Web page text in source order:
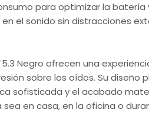
para optimizar la
el sonido sin distracciones
Negro ofrecen una
sobre los oídos. Su
sofisticada y el acabado
en casa, en la oficina o